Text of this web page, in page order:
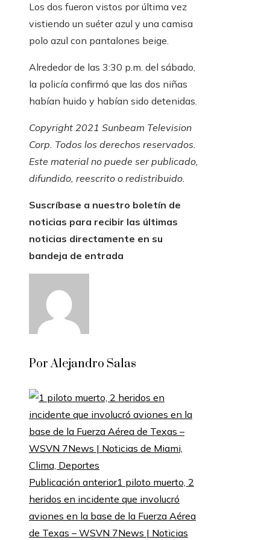
Los dos fueron vistos por última vez
vistiendo un suéter azul y una camisa
polo azul con pantalones beige.
Alrededor de las 3:30 p.m. del sábado,
la policía confirmó que las dos niñas
habían huido y habían sido detenidas.
Copyright 2021 Sunbeam Television
Corp. Todos los derechos reservados.
Este material no puede ser publicado,
difundido, reescrito o redistribuido.
Suscríbase a nuestro boletín de
noticias para recibir las últimas
noticias directamente en su
bandeja de entrada
Por Alejandro Salas
Publicación anterior1 piloto muerto, 2
heridos en incidente que involucró
aviones en la base de la Fuerza Aérea
de Texas – WSVN 7News | Noticias